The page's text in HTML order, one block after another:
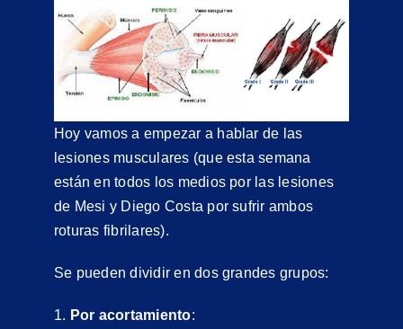
Hoy vamos a empezar a hablar de las
lesiones musculares (que esta semana
están en todos los medios por las lesiones
de Mesi y Diego Costa por sufrir ambos
roturas fibrilares).
Se pueden dividir en dos grandes grupos:
1. Por acortamiento: